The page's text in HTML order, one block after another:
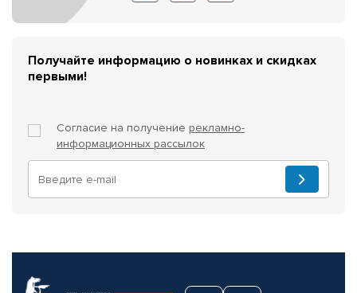
Получайте информацию о новинках и скидках
первыми!
Согласие на получение рекламно-
информационных рассылок